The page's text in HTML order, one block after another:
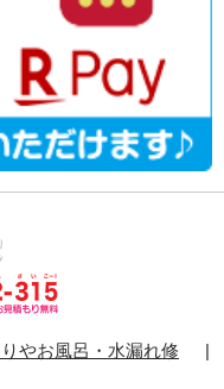
やお風呂・水漏れ修